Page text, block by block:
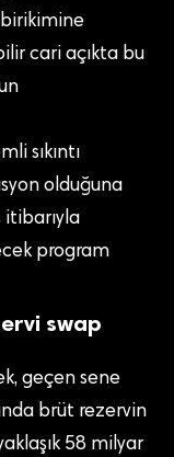
cari açıkta bu
sıkıntı
olduğuna
itibarıyla
program
swap
geçen sene
brüt rezervin
58 milyar